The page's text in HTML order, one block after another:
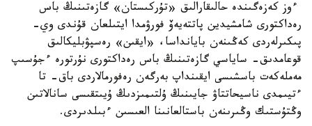
ءوز كەزەگىندە حالىقارالىق «تۇركىستان» گازەتىنىڭ باس
رەداكتورى شامشيدين پاتتەيەۆ فورۋمدا ايتىلعان قۇندى وي-
پىكىرلەردى كەڭىنەن بايانداسا، «ايقىن» رەسپۋبليكالىق
قوعامدىق- ساياسي گازەتىنىڭ باس رەداكتورى نۇرتورە ءجۇسىپ
مەملەكەت باسشىسى ايقىنداپ بەرگەن رەفورمالاردى باق- تا
ءتيىمدى ناسيحاتتاۋ جايىنىڭ ۇلتىمىزدىڭ ۇيىتقىسى سانالاتىن
وڭتۇستىك وڭىرىنەن باستالعانىنا العىسىن ءبىلدىردى.